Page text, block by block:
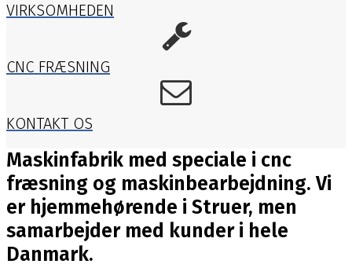
VIRKSOMHEDEN
CNC FRÆSNING
KONTAKT OS
Maskinfabrik med speciale i cnc
fræsning og maskinbearbejdning. Vi
er hjemmehørende i Struer, men
samarbejder med kunder i hele
Danmark.